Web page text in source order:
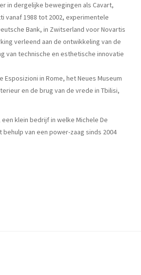
in dergelijke bewegingen als Cavart,
vanaf 1988 tot 2002, experimentele
Bank, in Zwitserland voor Novartis
verleend aan de ontwikkeling van de
van technische en esthetische innovatie
in Rome, het Neues Museum
en de brug van de vrede in Tbilisi,
klein bedrijf in welke Michele De
van een power-zaag sinds 2004